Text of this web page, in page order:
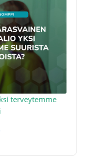
terveytemme